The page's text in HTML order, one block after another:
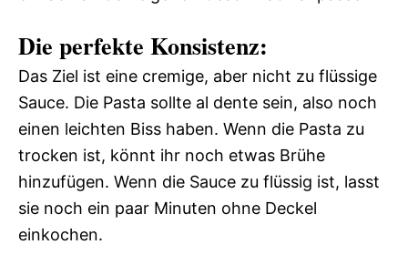
Die perfekte Konsistenz:
Das Ziel ist eine cremige, aber nicht zu flüssige
Sauce. Die Pasta sollte al dente sein, also noch
einen leichten Biss haben. Wenn die Pasta zu
trocken ist, könnt ihr noch etwas Brühe
hinzufügen. Wenn die Sauce zu flüssig ist, lasst
sie noch ein paar Minuten ohne Deckel
einkochen.